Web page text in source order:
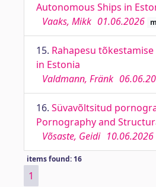
Autonomous Ships in
Vaaks, Mikk 01.06.2026
15. Rahapesu
in Estonia
Valdmann, Fränk
16. Süvavõltsitud
Pornography and
Võsaste, Geidi 10.06.2026
items found: 16
1